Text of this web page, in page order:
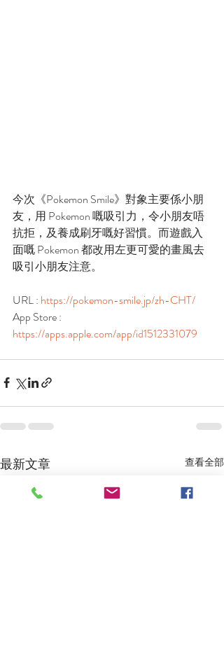
今次《Pokemon Smile》對象主要係小朋
友，用 Pokemon 嘅吸引力，令小朋友唔
抗拒，及養成刷牙嘅好習慣。而遊戲入
面嘅 Pokemon 都改用左更可愛的畫風去
吸引小朋友注意。
URL : https://pokemon-smile.jp/zh-CHT/
App Store :
https://apps.apple.com/app/id1512331079
最新文章 查看全部